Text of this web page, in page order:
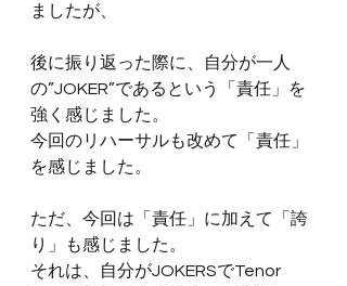
ましたが、
後に振り返った際に、自分が一人
の”JOKER”であるという「責任」を
強く感じました。
今回のリハーサルも改めて「責任」
を感じました。
ただ、今回は「責任」に加えて「誇
り」も感じました。
それは、自分がJOKERSでTenor